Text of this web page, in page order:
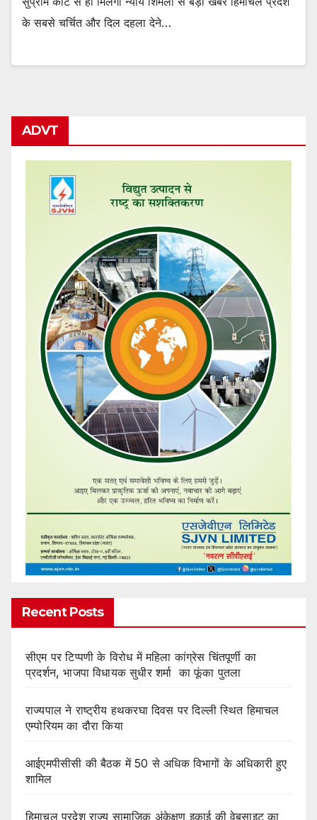
के सबसे चर्चित और दिल दहला देने…
ADVT
Recent Posts
सीएम पर टिप्पणी के विरोध में महिला कांग्रेस चिंतपूर्णी का
प्रदर्शन, भाजपा विधायक सुधीर शर्मा का फूंका पुतला
राज्यपाल ने राष्ट्रीय हथकरघा दिवस पर दिल्ली स्थित हिमाचल
एम्पोरियम का दौरा किया
आईएमपीसीसी की बैठक में 50 से अधिक विभागों के अधिकारी हुए
शामिल
हिमाचल प्रदेश राज्य सामाजिक अंकेक्षण इकाई की वेबसाइट का